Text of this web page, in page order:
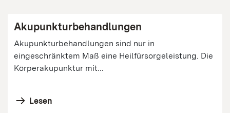
Akupunkturbehandlungen
Akupunkturbehandlungen sind nur in
eingeschränktem Maß eine Heilfürsorgeleistung. Die
Körperakupunktur mit...
Lesen